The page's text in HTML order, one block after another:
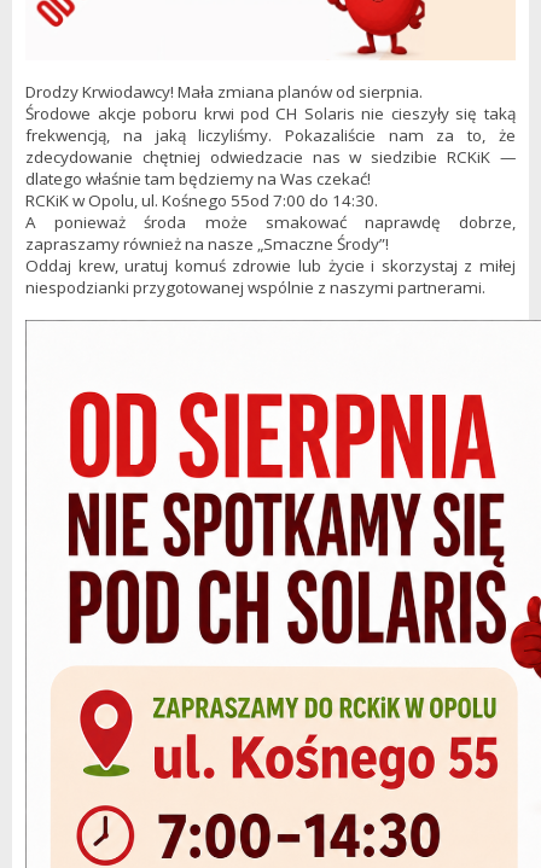
Drodzy Krwiodawcy! Mała zmiana planów od sierpnia.
Środowe akcje poboru krwi pod CH Solaris nie cieszyły się taką
frekwencją, na jaką liczyliśmy. Pokazaliście nam za to, że
zdecydowanie chętniej odwiedzacie nas w siedzibie RCKiK —
dlatego właśnie tam będziemy na Was czekać!
RCKiK w Opolu, ul. Kośnego 55od 7:00 do 14:30.
A ponieważ środa może smakować naprawdę dobrze,
zapraszamy również na nasze „Smaczne Środy”!
Oddaj krew, uratuj komuś zdrowie lub życie i skorzystaj z miłej
niespodzianki przygotowanej wspólnie z naszymi partnerami.